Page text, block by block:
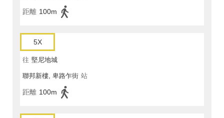
距離 100m
5X
往 堅尼地城
聯邦新樓, 卑路乍街 站
距離 100m